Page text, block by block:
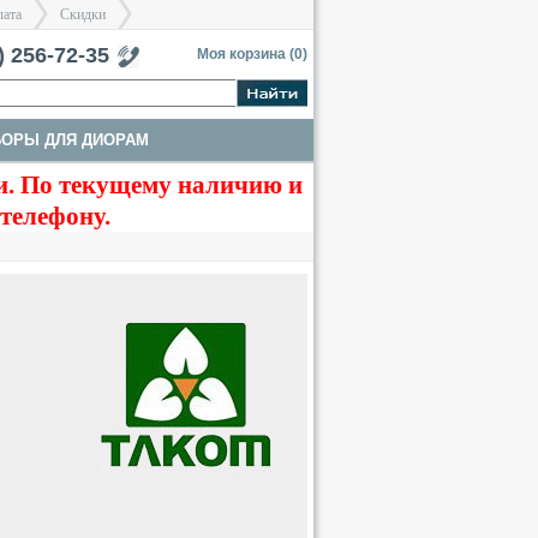
>
Скидки
>
256-72-35 Моя корзина (0)
ДЛЯ ДИОРАМ
По текущему наличию и